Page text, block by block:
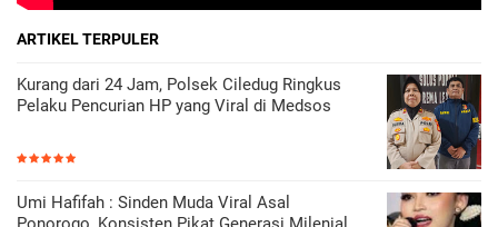
ARTIKEL TERPULER
Kurang dari 24 Jam, Polsek Ciledug Ringkus
Pelaku Pencurian HP yang Viral di Medsos
Umi Hafifah : Sinden Muda Viral Asal